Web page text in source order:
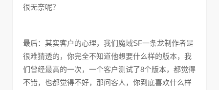
很无奈呢？
最后：其实客户的心理，我们魔域SF一条龙制作者是
很难猜透的，你完全不知道他想要什么样的版本，我
们曾经最高的一次，一个客户测试了8个版本，都觉得
不错，也都觉得不好，那问客人，你到底喜欢什么样